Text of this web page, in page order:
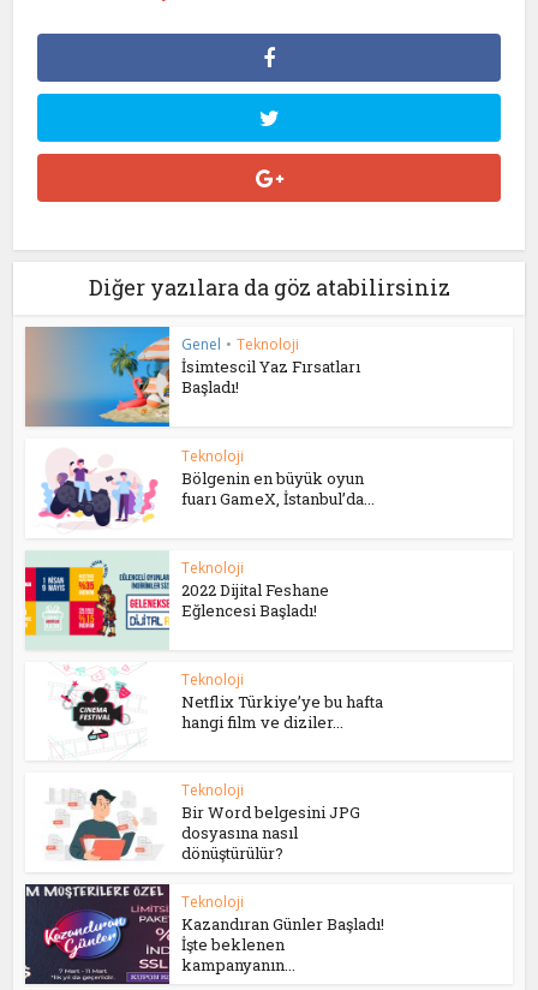
Diğer yazılara da göz atabilirsiniz
Genel • Teknoloji
İsimtescil Yaz Fırsatları
Başladı!
Teknoloji
Bölgenin en büyük oyun
fuarı GameX, İstanbul’da...
Teknoloji
2022 Dijital Feshane
Eğlencesi Başladı!
Teknoloji
Netflix Türkiye’ye bu hafta
hangi film ve diziler...
Teknoloji
Bir Word belgesini JPG
dosyasına nasıl
dönüştürülür?
Teknoloji
Kazandıran Günler Başladı!
İşte beklenen
kampanyanın...